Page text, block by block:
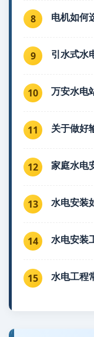
8 电机如何
9 引水式水
10 万安水电
11 关于做好
12 家庭水电
13 水电安装
14 水电安装
15 水电工程